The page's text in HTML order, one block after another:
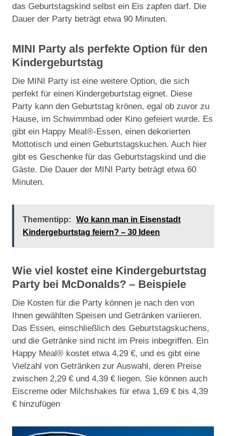
das Geburtstagskind selbst ein Eis zapfen darf. Die
Dauer der Party beträgt etwa 90 Minuten.
MINI Party als perfekte Option für den
Kindergeburtstag
Die MINI Party ist eine weitere Option, die sich
perfekt für einen Kindergeburtstag eignet. Diese
Party kann den Geburtstag krönen, egal ob zuvor zu
Hause, im Schwimmbad oder Kino gefeiert wurde. Es
gibt ein Happy Meal®-Essen, einen dekorierten
Mottotisch und einen Geburtstagskuchen. Auch hier
gibt es Geschenke für das Geburtstagskind und die
Gäste. Die Dauer der MINI Party beträgt etwa 60
Minuten.
Thementipp:
Wo kann man in Eisenstadt
Kindergeburtstag feiern? – 30 Ideen
Wie viel kostet eine Kindergeburtstag
Party bei McDonalds? – Beispiele
Die Kosten für die Party können je nach den von
Ihnen gewählten Speisen und Getränken variieren.
Das Essen, einschließlich des Geburtstagskuchens,
und die Getränke sind nicht im Preis inbegriffen. Ein
Happy Meal® kostet etwa 4,29 €, und es gibt eine
Vielzahl von Getränken zur Auswahl, deren Preise
zwischen 2,29 € und 4,39 € liegen. Sie können auch
Eiscreme oder Milchshakes für etwa 1,69 € bis 4,39
€ hinzufügen​